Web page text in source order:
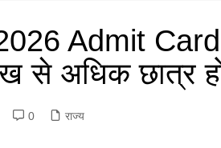
Admit Card
से अधिक छात्र
0 राज्य